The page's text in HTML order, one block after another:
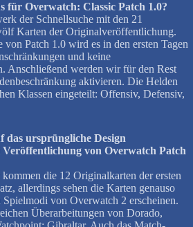
für Overwatch: Classic Patch 1.0?
der Schnellsuche mit den 21
Karten der Originalveröffentlichung.
Patch 1.0 wird es in den ersten Tagen
und keine
Anschließend werden wir für den Rest
aktivieren. Die Helden
Klassen eingeteilt: Offensiv, Defensiv,
das ursprüngliche Design
Veröffentlichung von Overwatch Patch
die 12 Originalkarten der ersten
allerdings sehen die Karten genauso
Spielmodi von Overwatch 2 erscheinen.
Überarbeitungen von Dorado,